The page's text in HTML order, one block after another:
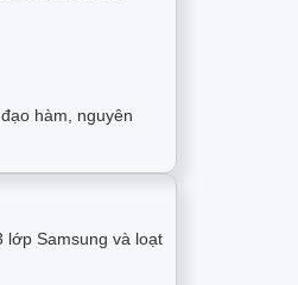
hàm, nguyên
lớp Samsung và loạt